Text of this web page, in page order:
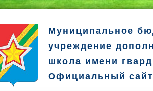
Муниципальное
учреждение
школа имени
Официальный сайт